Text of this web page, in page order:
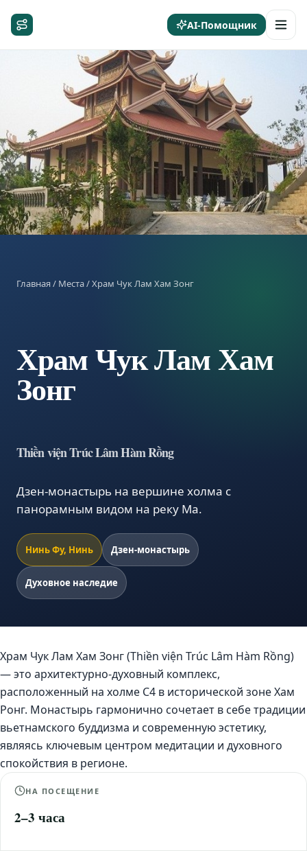
AI-Помощник
Главная/ Места/ Храм Чук Лам Хам Зонг
Храм Чук Лам Хам
Зонг
Thiền viện Trúc Lâm Hàm Rồng
Дзен-монастырь на вершине холма с
панорамным видом на реку Ма.
Нинь Фу, Нинь Дзен-монастырь
Духовное наследие
Храм Чук Лам Хам Зонг (Thiền viện Trúc Lâm Hàm Rồng)
— это архитектурно-духовный комплекс,
расположенный на холме C4 в исторической зоне Хам
Ронг. Монастырь гармонично сочетает в себе традиции
вьетнамского буддизма и современную эстетику,
являясь ключевым центром медитации и духовного
спокойствия в регионе.
НА ПОСЕЩЕНИЕ
2–3 часа